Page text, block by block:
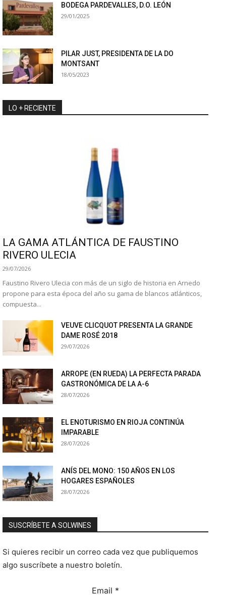
BODEGA PARDEVALLES, D.O. LEÓN
29/01/2025
PILAR JUST, PRESIDENTA DE LA DO
MONTSANT
18/05/2023
LO + RECIENTE
LA GAMA ATLÁNTICA DE FAUSTINO
RIVERO ULECIA
29/07/2026
Faustino Rivero Ulecia con más de un siglo de historia en Arnedo
propone para esta época del año su gama de blancos atlánticos,
compuesta...
VEUVE CLICQUOT PRESENTA LA GRANDE
DAME ROSÉ 2018
29/07/2026
ARROPE (EN RUEDA) LA PERFECTA PARADA
GASTRONÓMICA DE LA A-6
28/07/2026
EL ENOTURISMO EN RIOJA CONTINÚA
IMPARABLE
28/07/2026
ANÍS DEL MONO: 150 AÑOS EN LOS
HOGARES ESPAÑOLES
28/07/2026
SUSCRÍBETE A SOLWINES
Si quieres recibir un correo cada vez que publiquemos
algo suscríbete a nuestro boletín.
Email *